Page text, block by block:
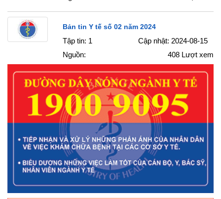
Bản tin Y tế số 02 năm 2024
Tập tin: 1
Cập nhật: 2024-08-15
Nguồn:
408 Lượt xem